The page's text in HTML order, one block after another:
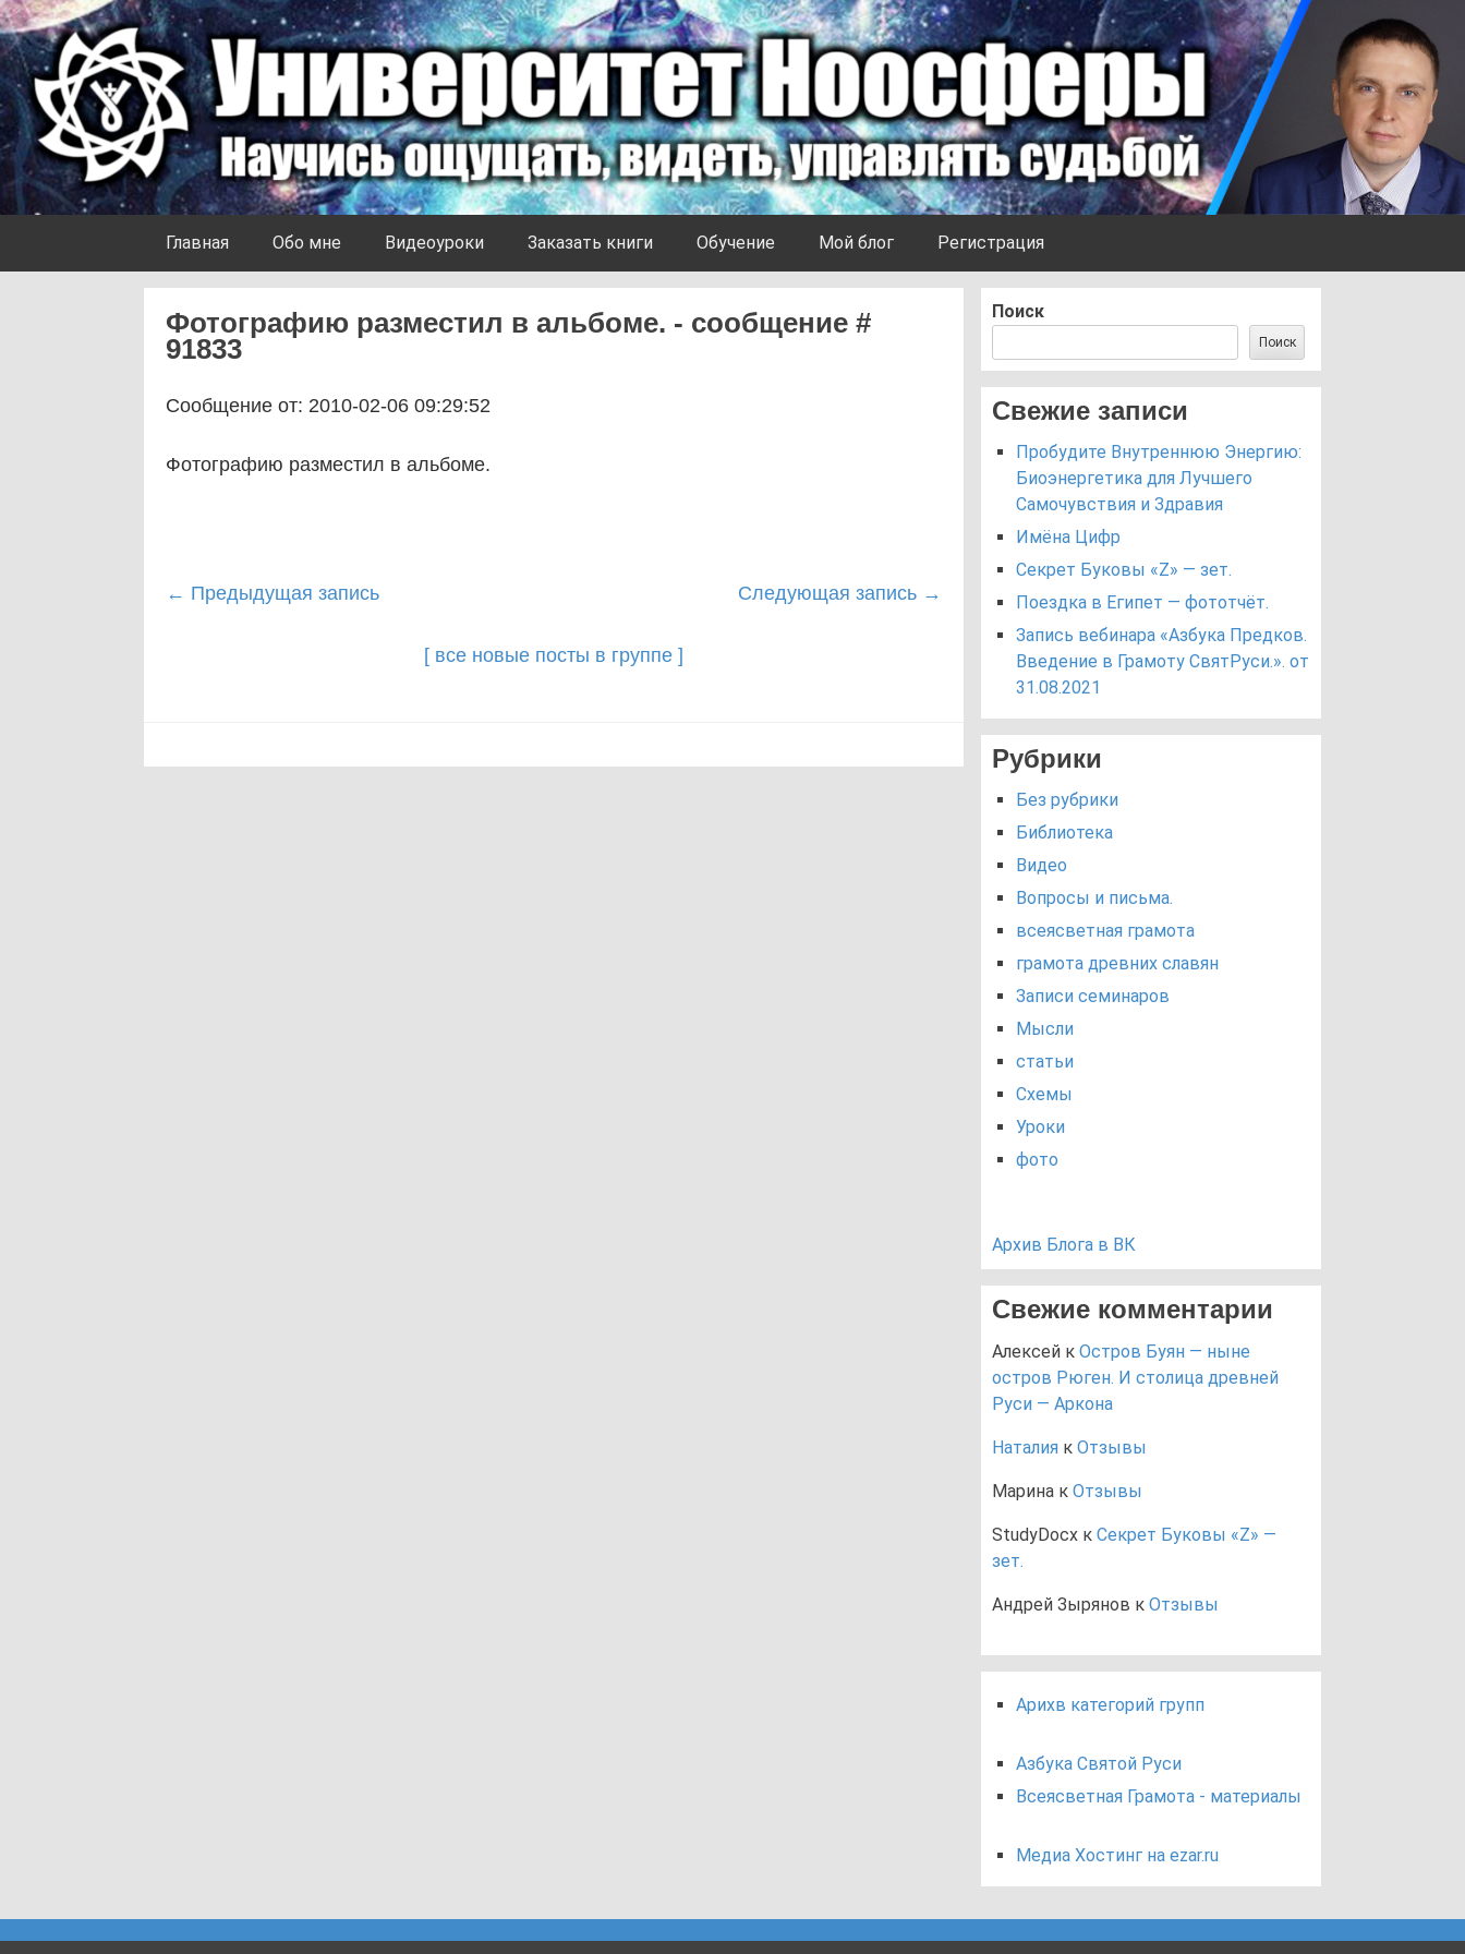
Университет Ноосферы
Главная Обо мне Видеоуроки Заказать книги Обучение Мой блог Регистрация
Фотографию разместил в альбоме. - сообщение #
91833
Сообщение от: 2010-02-06 09:29:52
Фотографию разместил в альбоме.
Post
← Предыдущая запись Следующая запись →
[ все новые посты в группе ]
Поиск
Поиск
Свежие записи
Пробудите Внутреннюю Энергию:
Биоэнергетика для Лучшего
Самочувствия и Здравия
Имёна Цифр
Секрет Буковы «Z» — зет.
Поездка в Египет — фототчёт.
Запись вебинара «Азбука Предков.
Введение в Грамоту СвятРуси.». от
31.08.2021
Рубрики
Без рубрики
Библиотека
Видео
Вопросы и письма.
всеясветная грамота
грамота древних славян
Записи семинаров
Мысли
статьи
Схемы
Уроки
фото
Архив Блога в ВК
Свежие комментарии
Алексей к Остров Буян — ныне
остров Рюген. И столица древней
Руси — Аркона
Наталия к Отзывы
Марина к Отзывы
StudyDocx к Секрет Буковы «Z» —
зет.
Андрей Зырянов к Отзывы
Арихв категорий групп
Азбука Святой Руси
Всеясветная Грамота - материалы
Медиа Хостинг на ezar.ru